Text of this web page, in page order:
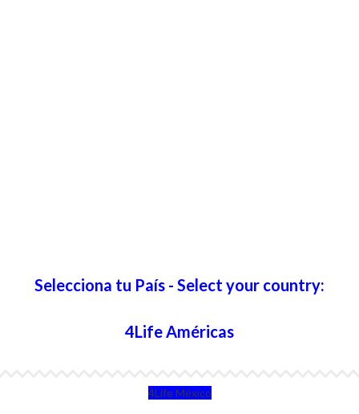
Selecciona tu País - Select your country:
4Life Américas
4Life México